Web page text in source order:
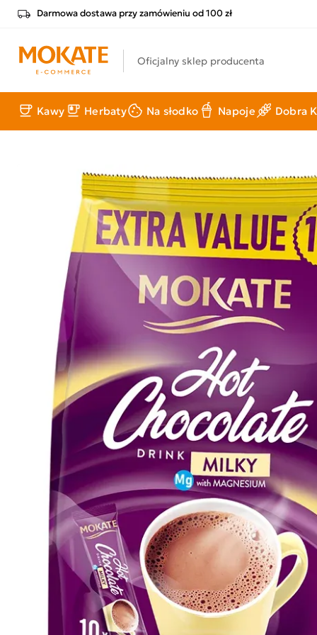
Darmowa dostawa przy zamówieniu od 100 zł
Oficjalny sklep producenta
Kawy Herbaty Na słodko Napoje Dobra